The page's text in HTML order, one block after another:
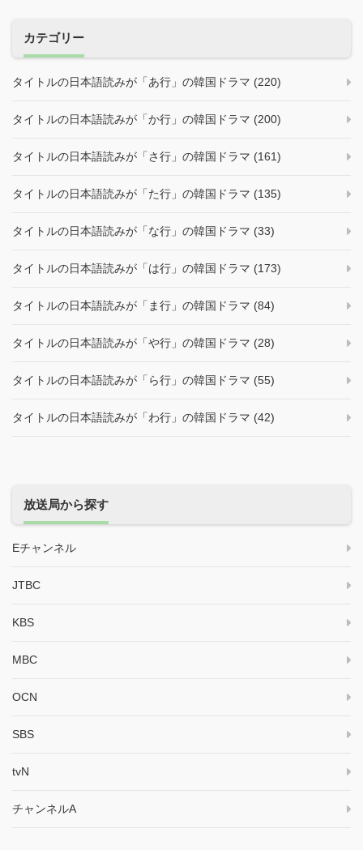
カテゴリー
タイトルの日本語読みが「あ行」の韓国ドラマ (220)
タイトルの日本語読みが「か行」の韓国ドラマ (200)
タイトルの日本語読みが「さ行」の韓国ドラマ (161)
タイトルの日本語読みが「た行」の韓国ドラマ (135)
タイトルの日本語読みが「な行」の韓国ドラマ (33)
タイトルの日本語読みが「は行」の韓国ドラマ (173)
タイトルの日本語読みが「ま行」の韓国ドラマ (84)
タイトルの日本語読みが「や行」の韓国ドラマ (28)
タイトルの日本語読みが「ら行」の韓国ドラマ (55)
タイトルの日本語読みが「わ行」の韓国ドラマ (42)
放送局から探す
Eチャンネル
JTBC
KBS
MBC
OCN
SBS
tvN
チャンネルA